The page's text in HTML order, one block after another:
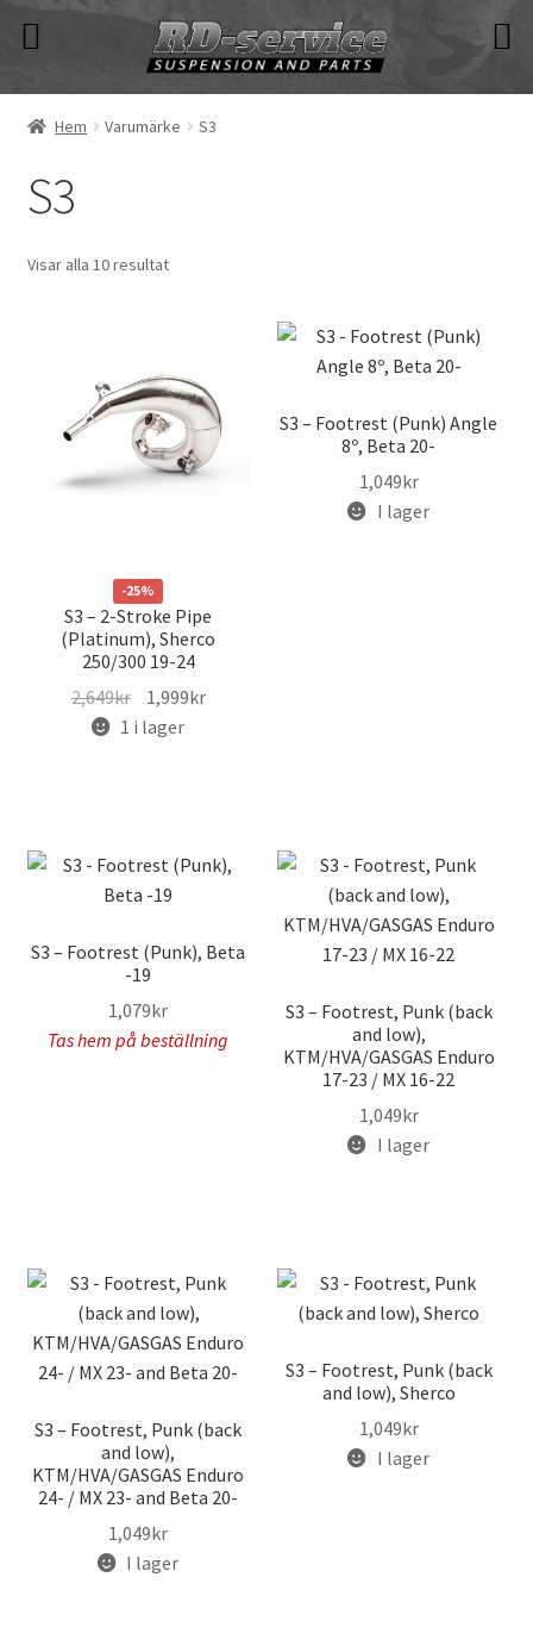
navigering
innehåll
Hem Varumärke S3
S3
Visar alla 10 resultat
-25%
S3 – 2-Stroke Pipe
(Platinum), Sherco
250/300 19-24
2,649kr Det
ursprungliga
1,999krDet
1 i lager
S3 – Footrest (Punk) Angle
8º, Beta 20-
1,049kr
I lager
S3 – Footrest (Punk), Beta
-19
1,079kr
Tas hem på beställning
S3 – Footrest, Punk (back
and low),
KTM/HVA/GASGAS Enduro
17-23 / MX 16-22
1,049kr
I lager
S3 – Footrest, Punk (back
and low),
KTM/HVA/GASGAS Enduro
24- / MX 23- and Beta 20-
1,049kr
I lager
S3 – Footrest, Punk (back
and low), Sherco
1,049kr
I lager